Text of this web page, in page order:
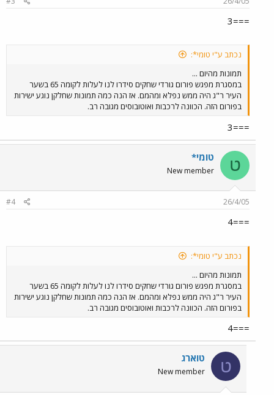
===3
נכתב ע"י טומי*:
תמונות מהיום ...
במסגרת מפגש פורום גורדי שחקים סידרו לנו לעלות לקומה 65 בשער
העיר ר"ג היה ממש נפלא ומהמם. אז הנה כמה תמונות שחלקן נוגע ישירות
בפורום הזה. הכוונה לרכבות ואוטובוסים מגובה רב.
===3
ט טומי*
New member
26/4/05
#4
===4
נכתב ע"י טומי*:
תמונות מהיום ...
במסגרת מפגש פורום גורדי שחקים סידרו לנו לעלות לקומה 65 בשער
העיר ר"ג היה ממש נפלא ומהמם. אז הנה כמה תמונות שחלקן נוגע ישירות
בפורום הזה. הכוונה לרכבות ואוטובוסים מגובה רב.
===4
ט טוארג
New member